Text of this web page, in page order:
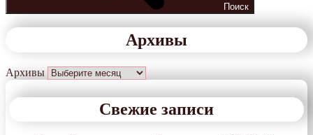
Поиск
Архивы
Архивы
Свежие записи